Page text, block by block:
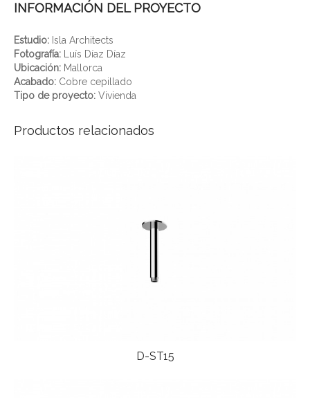
INFORMACIÓN DEL PROYECTO
Estudio: Isla Architects
Fotografía: Luís Díaz Díaz
Ubicación: Mallorca
Acabado: Cobre cepillado
Tipo de proyecto: Vivienda
Productos relacionados
D-ST15